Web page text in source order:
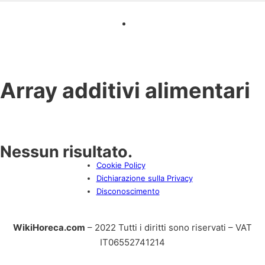
Array additivi alimentari
Nessun risultato.
Cookie Policy
Dichiarazione sulla Privacy
Disconoscimento
WikiHoreca.com – 2022 Tutti i diritti sono riservati – VAT
IT06552741214